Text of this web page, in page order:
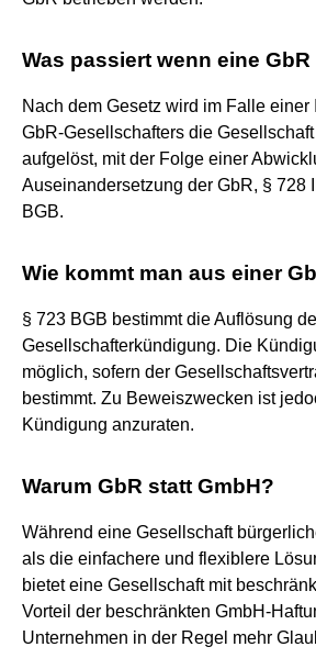
Was passiert wenn eine
Nach dem Gesetz wird im Falle
GbR-Gesellschafters die
aufgelöst, mit der Folge einer
Auseinandersetzung der GbR, § 728
BGB.
Wie kommt man aus einer
§ 723 BGB bestimmt die Auflösung
Gesellschafterkündigung. Die
möglich, sofern der
bestimmt. Zu Beweiszwecken ist
Kündigung anzuraten.
Warum GbR statt GmbH?
Während eine Gesellschaft
als die einfachere und flexiblere
bietet eine Gesellschaft mit
Vorteil der beschränkten GmbH-
Unternehmen in der Regel mehr